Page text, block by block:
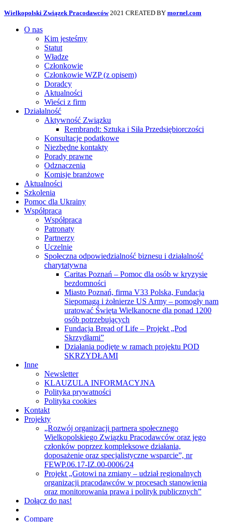
Wielkopolski Związek Pracodawców 2021 CREATED BY mornel.com
O nas
Kim jesteśmy
Statut
Władze
Członkowie
Członkowie WZP (z opisem)
Doradcy
Aktualności
Wieści z firm
Działalność
Aktywność Związku
Rembrandt: Sztuka i Siła Przedsiębiorczości
Konsultacje podatkowe
Niezbędne kontakty
Porady prawne
Odznaczenia
Komisje branżowe
Aktualności
Szkolenia
Pomoc dla Ukrainy
Współpraca
Współpraca
Patronaty
Partnerzy
Uczelnie
Społeczna odpowiedzialność biznesu i działalność
charytatywna
Caritas Poznań – Pomoc dla osób w kryzysie
bezdomności
Miasto Poznań, firma V33 Polska, Fundacja
Siepomaga i żołnierze US Army – pomogły nam
uratować Święta Wielkanocne dla ponad 1200
osób potrzebujących
Fundacja Bread of Life – Projekt „Pod
Skrzydłami”
Działania podjęte w ramach projektu POD
SKRZYDŁAMI
Inne
Newsletter
KLAUZULA INFORMACYJNA
Polityka prywatności
Polityka cookies
Kontakt
Projekty
„Rozwój organizacji partnera społecznego
Wielkopolskiego Związku Pracodawców oraz jego
członków poprzez kompleksowe działania,
doposażenie oraz specjalistyczne wsparcie”, nr
FEWP.06.17-IZ.00-0006/24
Projekt „Gotowi na zmiany – udział regionalnych
organizacji pracodawców w procesach stanowienia
oraz monitorowania prawa i polityk publicznych”
Dołącz do nas!
Compare